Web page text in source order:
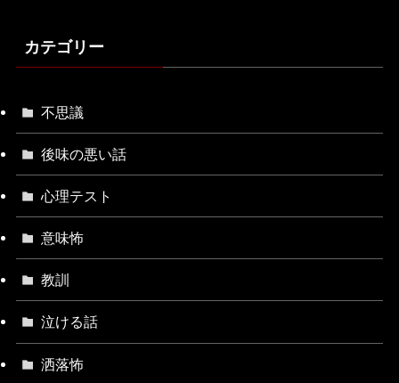
カテゴリー
不思議
後味の悪い話
心理テスト
意味怖
教訓
泣ける話
洒落怖